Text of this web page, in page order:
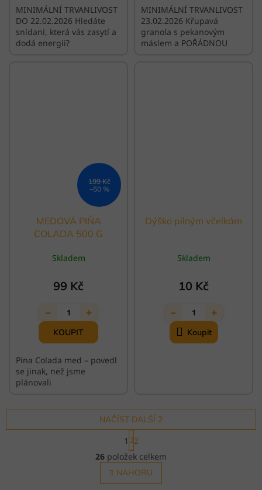
MINIMÁLNÍ TRVANLIVOST
DO 22.02.2026 Hledáte
snídani, která vás zasytí a
dodá energii?
MINIMÁLNÍ TRVANLIVOST
23.02.2026 Křupavá
granola s pekanovým
máslem a POŘÁDNOU
199 Kč
–50 %
MEDOVÁ PIŇA
COLADA 500 G
Skladem
99 Kč
− 1 +
Pina Colada med – povedl
se jinak, než jsme
plánovali
Dýško pilným včelkám
Skladem
10 Kč
− 1 +
O
v
l
á
NAČÍST DALŠÍ 2
S
t
r
á
n
k
1
2
26 položek celkem
NAHORU